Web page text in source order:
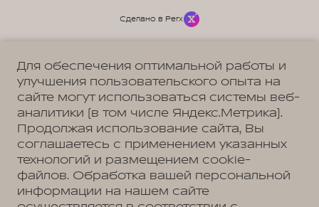
Политика обработки персональных данных
Согласие на коммуникацию
Согласие на предоставление персональных данных третьим лицам
Согласие на обработку ПД
Сделано в Perx
Адрес
Для обеспечения оптимальной работы и
улучшения пользовательского опыта на
сайте могут использоваться системы веб-
аналитики (в том числе Яндекс.Метрика).
Продолжая использование сайта, Вы
соглашаетесь с применением указанных
технологий и размещением cookie-
файлов. Обработка вашей персональной
информации на нашем сайте